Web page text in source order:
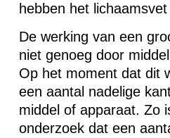
hebben het
De werking van een
niet genoeg door
Op het moment dat dit
een aantal nadelige
middel of apparaat. Zo
onderzoek dat een